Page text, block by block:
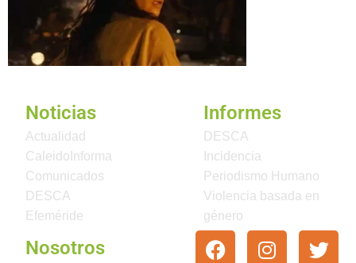
Noticias
Actualidad
CaleidoInforma
Comunicados
DESCA
Efeméride
Informes
DESCA
Incidencia
Periodismo Humano
Violencia basada en
género
Nosotros